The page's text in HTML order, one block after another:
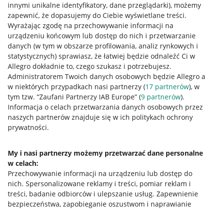
innymi unikalne identyfikatory, dane przeglądarki), możemy
zapewnić, że dopasujemy do Ciebie wyświetlane treści.
Wyrażając zgodę na przechowywanie informacji na
urządzeniu końcowym lub dostęp do nich i przetwarzanie
danych (w tym w obszarze profilowania, analiz rynkowych i
statystycznych) sprawiasz, że łatwiej będzie odnaleźć Ci w
Allegro dokładnie to, czego szukasz i potrzebujesz.
Administratorem Twoich danych osobowych będzie Allegro a
w niektórych przypadkach nasi partnerzy (17 partnerów), w
tym tzw. “Zaufani Partnerzy IAB Europe” (9 partnerów).
Informacja o celach przetwarzania danych osobowych przez
naszych partnerów znajduje się w ich politykach ochrony
prywatności.
My i nasi partnerzy możemy przetwarzać dane personalne
w celach:
Przechowywanie informacji na urządzeniu lub dostęp do
nich. Spersonalizowane reklamy i treści, pomiar reklam i
treści, badanie odbiorców i ulepszanie usług. Zapewnienie
bezpieczeństwa, zapobieganie oszustwom i naprawianie
Przydatne informacje
Jak to działa
Allegro Gadane dla sprzedających
Allegro Gadane dla kupujących
Mapa miejscowości